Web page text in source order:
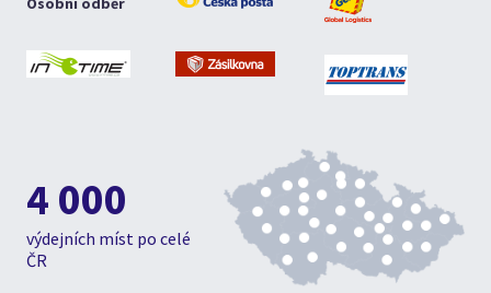
4 000
výdejních míst po celé
ČR